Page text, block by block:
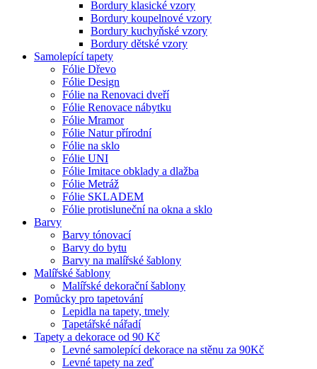
Bordury klasické vzory
Bordury koupelnové vzory
Bordury kuchyňské vzory
Bordury dětské vzory
Samolepící tapety
Fólie Dřevo
Fólie Design
Fólie na Renovaci dveří
Fólie Renovace nábytku
Fólie Mramor
Fólie Natur přírodní
Fólie na sklo
Fólie UNI
Fólie Imitace obklady a dlažba
Fólie Metráž
Fólie SKLADEM
Fólie protisluneční na okna a sklo
Barvy
Barvy tónovací
Barvy do bytu
Barvy na malířské šablony
Malířské šablony
Malířské dekorační šablony
Pomůcky pro tapetování
Lepidla na tapety, tmely
Tapetářské nářadí
Tapety a dekorace od 90 Kč
Levné samolepící dekorace na stěnu za 90Kč
Levné tapety na zeď